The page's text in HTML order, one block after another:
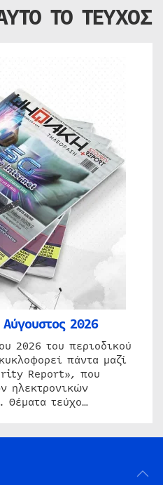
ΤΟ ΤΕΥΧΟΣ
2026
2026 του περιοδικού
πάντα μαζί
Report», που
ηλεκτρονικών
Θέματα τεύχο…